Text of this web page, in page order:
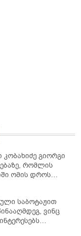
გიორგი
რომლის
ომის დროს
აჰყავდათ"
საბოტაჟით
ვინც
უნდა იცოდეს,